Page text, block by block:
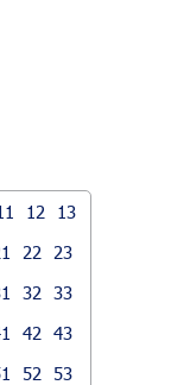
12
13
22
23
32
33
42
43
52
53